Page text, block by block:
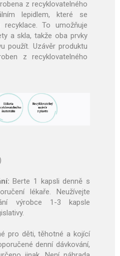
z recyklovatelného
lepidlem, které se
To umožňuje
a skla, takže oba prvky
použít. Uzávěr produktu
z recyklovatelného
Berte 1 kapsli denně s
lékaře. Neužívejte
výrobce 1-3 kapsle
pro děti, těhotné a kojící
denní dávkování,